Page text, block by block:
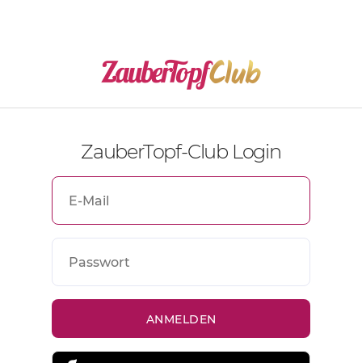
ZauberTopf-Club Login